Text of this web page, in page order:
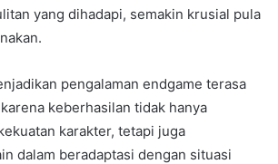
yang dihadapi, semakin krusial pula
pengalaman endgame terasa
keberhasilan tidak hanya
karakter, tetapi juga
dalam beradaptasi dengan situasi